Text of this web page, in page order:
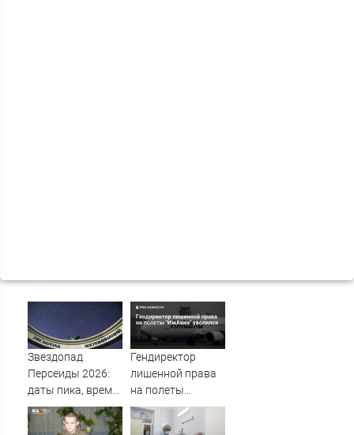
Звездопад
Персеиды 2026:
даты пика, время
наблюдения и
лучшие места
Гендиректор
лишенной права
на полеты
"ИжАвиа"
уволился